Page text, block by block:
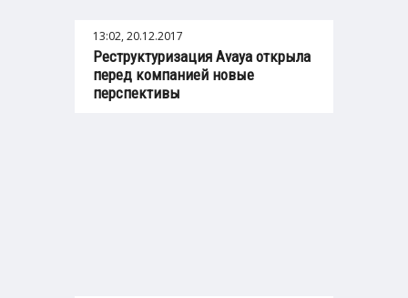
13:02, 20.12.2017
Реструктуризация Avaya открыла
перед компанией новые
перспективы